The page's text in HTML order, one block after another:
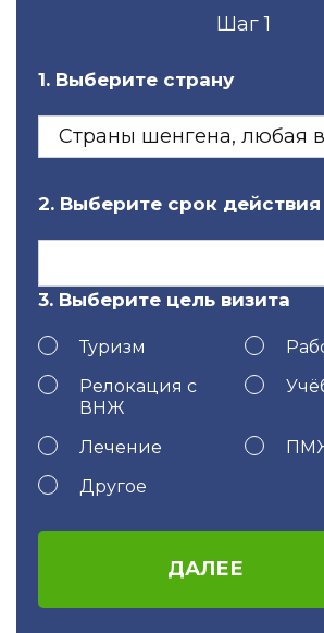
Шаг 1
1. Выберите страну
2. Выберите срок действия
3. Выберите цель визита
Туризм
Релокация с
ВНЖ
Лечение
Другое
ДАЛЕЕ